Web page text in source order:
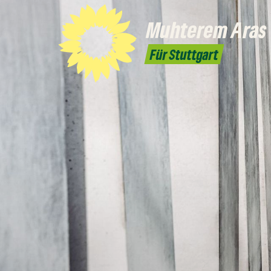
MuhteremAras
Für Stuttgart